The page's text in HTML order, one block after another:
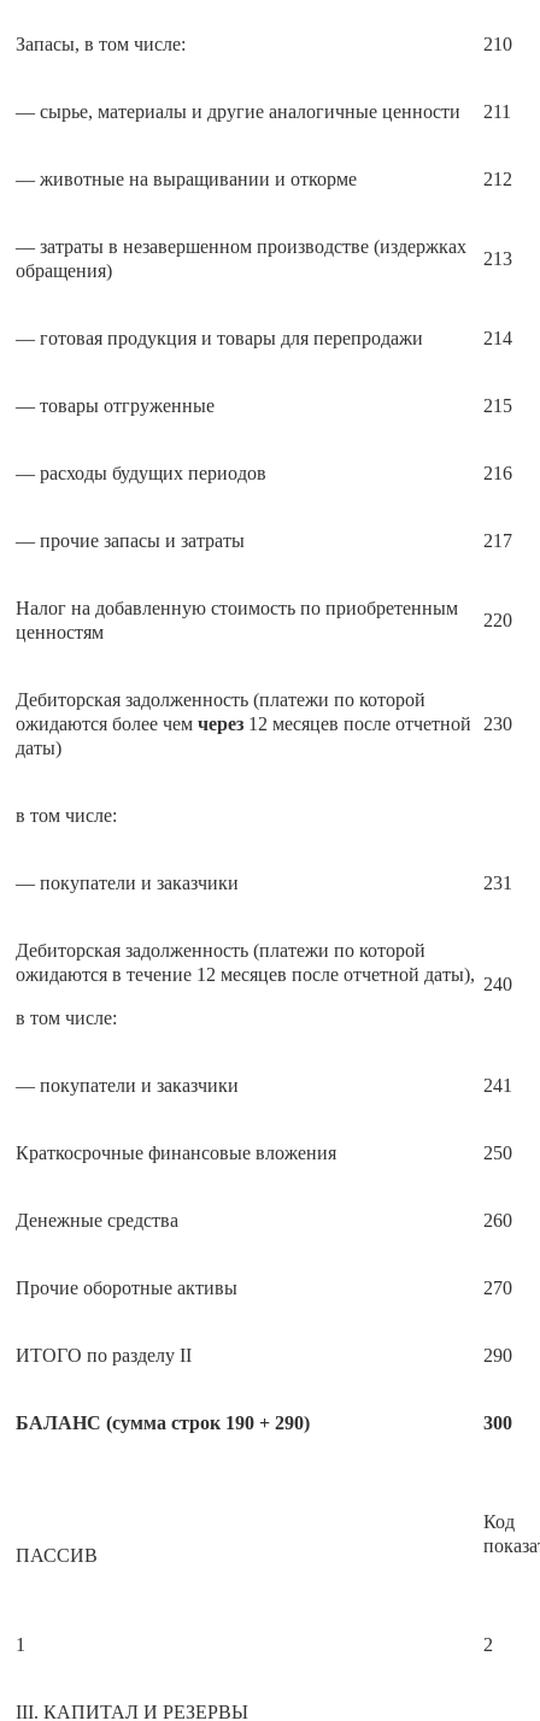
Запасы, в том числе: 210
— сырье, материалы и другие анало­гичные ценности 211
— животные на выращивании и откорме 212
— затраты в незавершенном произ­водстве (издержках
обращения)
213
— готовая продукция и товары для перепродажи 214
— товары отгруженные 215
— расходы будущих периодов 216
— прочие запасы и затраты 217
Налог на добавленную стоимость по приобретенным
ценностям
220
Дебиторская задолженность (платежи по которой
ожидаются более чем через 12 месяцев после отчетной
даты)
230
в том числе:
— покупатели и заказчики 231
Дебиторская задолженность (платежи по которой
ожидаются в течение 12 месяцев после отчетной даты),
в том числе:
240
— покупатели и заказчики 241
Краткосрочные финансовые вложения 250
Денежные средства 260
Прочие оборотные активы 270
ИТОГО по разделу II 290
БАЛАНС (сумма строк 190 + 290) 300
ПАССИВ
Код
1 2
III. КАПИТАЛ И РЕЗЕРВЫ